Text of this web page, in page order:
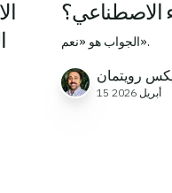
الاصطناعي؟
الجواب هو «نعم».
رويتمان
15 أبريل 2026